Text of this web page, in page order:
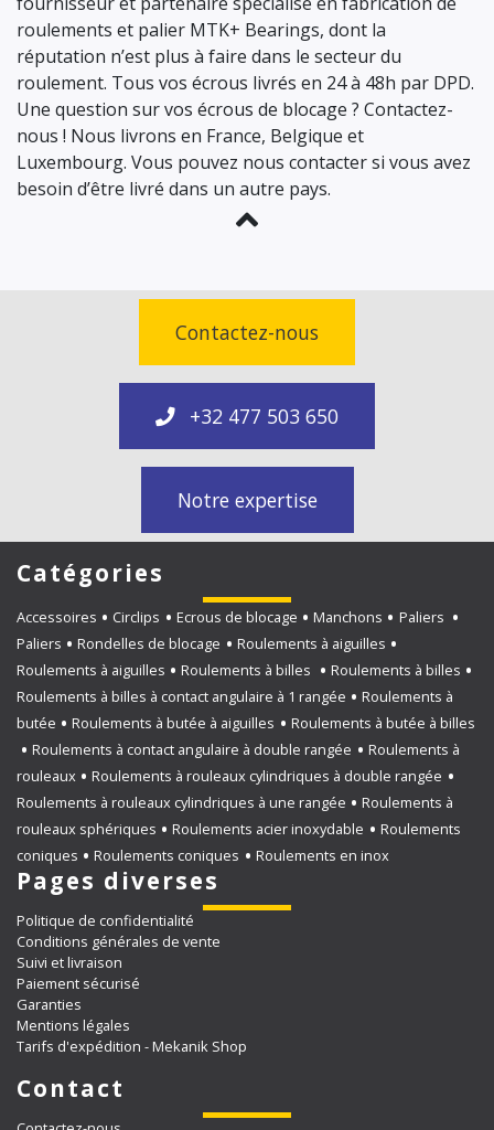
roulements et palier MTK+ Bearings, dont la
réputation n’est plus à faire dans le secteur du
roulement. Tous vos écrous livrés en 24 à 48h par DPD.
Une question sur vos écrous de blocage ? Contactez-
nous ! Nous livrons en France, Belgique et
Luxembourg. Vous pouvez nous contacter si vous avez
besoin d’être livré dans un autre pays.
Contactez-nous
+32 477 503 650
Notre expertise
Catégories
Accessoires Circlips Ecrous de blocage Manchons
Paliers
Paliers
Rondelles de blocage
Roulements à aiguilles
Roulements à aiguilles
Roulements à billes
Roulements à billes
Roulements à billes à contact angulaire à 1 rangée
Roulements à
butée
Roulements à butée à aiguilles
Roulements à butée à billes
Roulements à contact angulaire à double rangée
Roulements à
rouleaux
Roulements à rouleaux cylindriques à double rangée
Roulements à rouleaux cylindriques à une rangée
Roulements à
rouleaux sphériques
Roulements acier inoxydable
Roulements
coniques
Roulements coniques Roulements en inox
Pages diverses
Politique de confidentialité
Conditions générales de vente
Suivi et livraison
Paiement sécurisé
Garanties
Mentions légales
Tarifs d'expédition - Mekanik Shop
Contact